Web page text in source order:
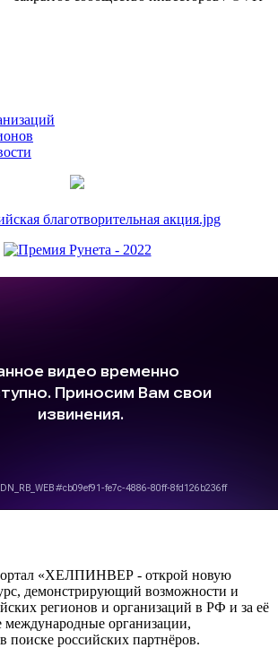
«ХЕЛПИНВЕР - открой новую
демонстрирующий возможности и
регионов и организаций в РФ и за её
международные организации,
поиске российских партнёров.